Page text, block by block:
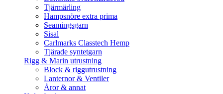
Tjärmärling
Hampsnöre extra prima
Seamingsgarn
Sisal
Carlmarks Classtech Hemp
Tjärade syntetgarn
Rigg & Marin utrustning
Block & riggutrustning
Lanternor & Ventiler
Åror & annat